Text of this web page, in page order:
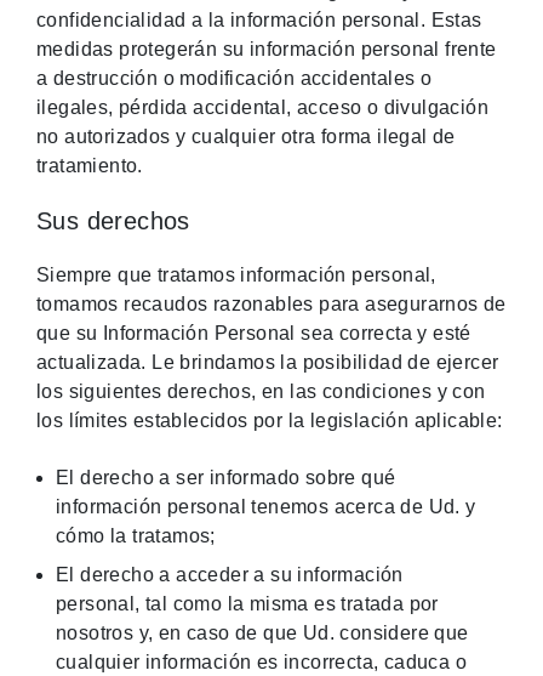
confidencialidad a la información personal. Estas
medidas protegerán su información personal frente
a destrucción o modificación accidentales o
ilegales, pérdida accidental, acceso o divulgación
no autorizados y cualquier otra forma ilegal de
tratamiento.
Sus derechos
Siempre que tratamos información personal,
tomamos recaudos razonables para asegurarnos de
que su Información Personal sea correcta y esté
actualizada. Le brindamos la posibilidad de ejercer
los siguientes derechos, en las condiciones y con
los límites establecidos por la legislación aplicable:
El derecho a ser informado sobre qué
información personal tenemos acerca de Ud. y
cómo la tratamos;
El derecho a acceder a su información
personal, tal como la misma es tratada por
nosotros y, en caso de que Ud. considere que
cualquier información es incorrecta, caduca o